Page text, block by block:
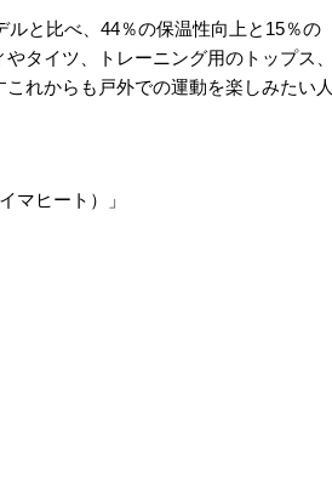
と比べ、44％の保温性向上と15％の
タイツ、トレーニング用のトップス、
れからも戸外での運動を楽しみたい人
マヒート）」